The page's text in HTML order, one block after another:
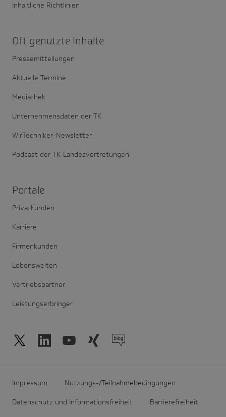
Inhaltliche Richtlinien
Oft genutzte Inhalte
Pressemitteilungen
Aktuelle Termine
Mediathek
Unternehmensdaten der TK
WirTechniker-Newsletter
Podcast der TK-Landesvertretungen
Portale
Privatkunden
Karriere
Firmenkunden
Lebenswelten
Vertriebspartner
Leistungserbringer
Impressum Nutzungs-/Teilnahmebedingungen
Datenschutz und Informationsfreiheit Barrierefreiheit